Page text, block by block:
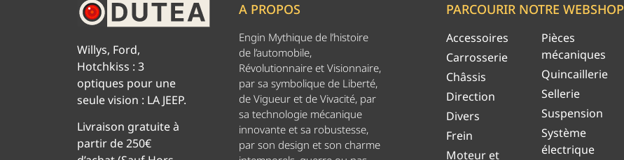
Willys, Ford,
Hotchkiss : 3
optiques pour une
seule vision : LA JEEP.
Livraison gratuite à
partir de 250€
A PROPOS
Engin Mythique de l’histoire
de l’automobile,
Révolutionnaire et Visionnaire,
par sa symbolique de Liberté,
de Vigueur et de Vivacité, par
sa technologie mécanique
innovante et sa robustesse,
par son design et son charme
PARCOURIR NOTRE WEBSHOP
Accessoires
Carrosserie
Châssis
Direction
Divers
Frein
Moteur et
Pièces
mécaniques
Quincaillerie
Sellerie
Suspension
Système
électrique